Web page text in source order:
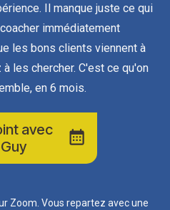
Il manque juste ce qui
immédiatement
les bons clients viennent à
les chercher. C'est ce qu'on
en 6 mois.
avec
Zoom. Vous repartez avec une